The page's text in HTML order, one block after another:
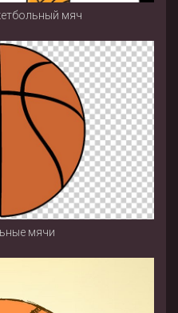
мяч
мячи